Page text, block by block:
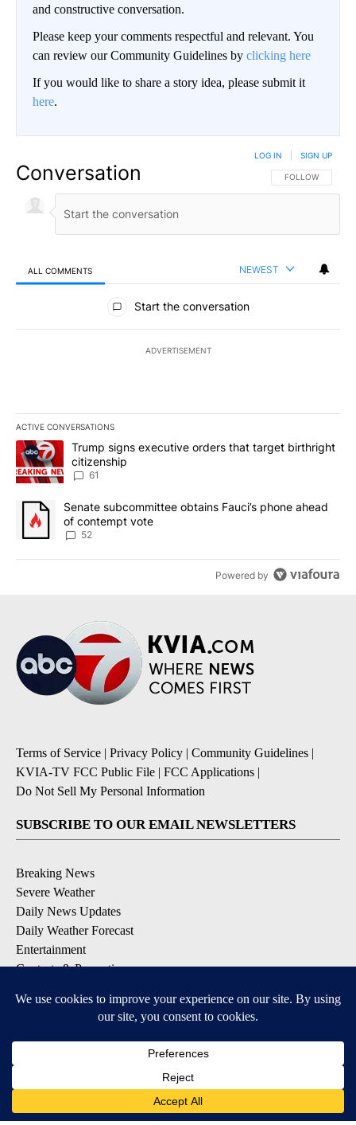
and constructive conversation.
Please keep your comments respectful and relevant. You
can review our Community Guidelines by clicking here
If you would like to share a story idea, please submit it
here.
Conversation FOLLOW THIS
FOLLOW
LOG IN SIGN UP
ALL COMMENTS NEWEST
All Comments
Start the conversation
ADVERTISEMENT
ACTIVE CONVERSATIONS
The following is a list of the most commented articles in the last
A trending article titled "Trump signs executive orders that
Trump signs executive orders that target birthright
citizenship
61
A trending article titled "Senate subcommittee obtains Fauci’s
Senate subcommittee obtains Fauci’s phone ahead
of contempt vote
52
Powered by
Terms of Service | Privacy Policy | Community Guidelines |
KVIA-TV FCC Public File | FCC Applications |
Do Not Sell My Personal Information
SUBSCRIBE TO OUR EMAIL NEWSLETTERS
Breaking News
Severe Weather
Daily News Updates
Daily Weather Forecast
Entertainment
Contests & Promotions
DOWNLOAD OUR APPS
Available for iOS and Android